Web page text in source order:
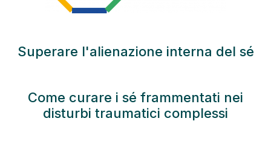
Superare l'alienazione interna del sé
Come curare i sé frammentati nei
disturbi traumatici complessi